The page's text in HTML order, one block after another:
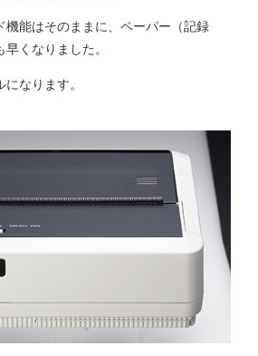
機能はそのままに、ペーパー（記録
くなりました。
なります。